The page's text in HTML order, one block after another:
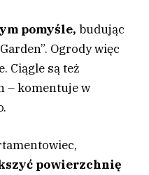
pomyśle, budując
Ogrody więc
Ciągle są też
– komentuje w
powierzchnię